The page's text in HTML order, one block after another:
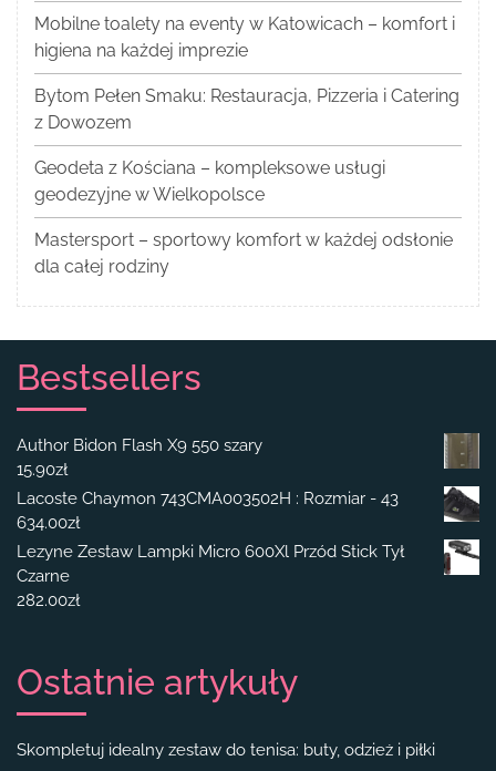
Mobilne toalety na eventy w Katowicach – komfort i
higiena na każdej imprezie
Bytom Pełen Smaku: Restauracja, Pizzeria i Catering
z Dowozem
Geodeta z Kościana – kompleksowe usługi
geodezyjne w Wielkopolsce
Mastersport – sportowy komfort w każdej odsłonie
dla całej rodziny
Bestsellers
Author Bidon Flash X9 550 szary
15.90zł
Lacoste Chaymon 743CMA003502H : Rozmiar - 43
634.00zł
Lezyne Zestaw Lampki Micro 600Xl Przód Stick Tył
Czarne
282.00zł
Ostatnie artykuły
Skompletuj idealny zestaw do tenisa: buty, odzież i piłki